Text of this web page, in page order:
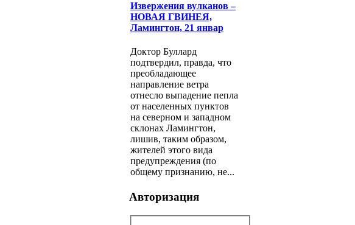
Извержения вулканов –
НОВАЯ ГВИНЕЯ,
Ламингтон, 21 январ
Доктор Буллард
подтвердил, правда, что
преобладающее
направление ветра
отнесло выпадение пепла
от населенных пунктов
на северном и западном
склонах Ламингтон,
лишив, таким образом,
жителей этого вида
предупреждения (по
общему признанию, не...
Авторизация